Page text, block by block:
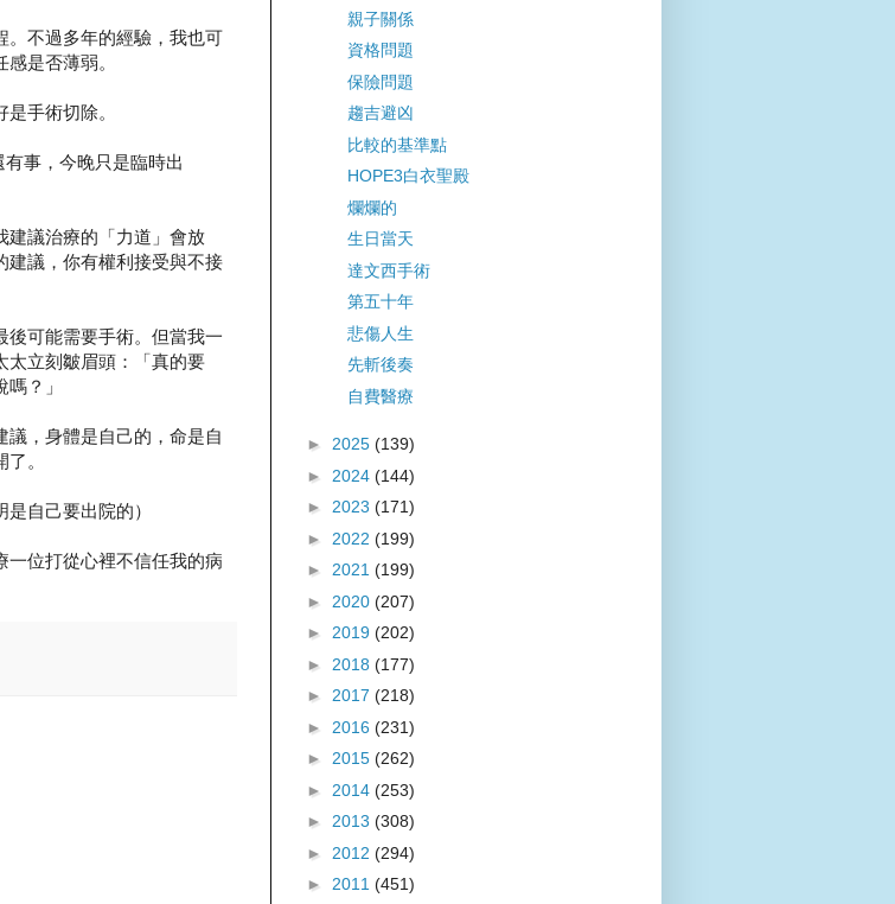
。不過多年的經驗，我也可
是否薄弱。
手術切除。
有事，今晚只是臨時出
建議治療的「力道」會放
建議，你有權利接受與不接
後可能需要手術。但當我一
太立刻皺眉頭：「真的要
？」
議，身體是自己的，命是自
。
自己要出院的）
一位打從心裡不信任我的病
親子關係
資格問題
保險問題
趨吉避凶
比較的基準點
HOPE3白衣聖殿
爛爛的
生日當天
達文西手術
第五十年
悲傷人生
先斬後奏
自費醫療
► 2025 (139)
► 2024 (144)
► 2023 (171)
► 2022 (199)
► 2021 (199)
► 2020 (207)
► 2019 (202)
► 2018 (177)
► 2017 (218)
► 2016 (231)
► 2015 (262)
► 2014 (253)
► 2013 (308)
► 2012 (294)
► 2011 (451)